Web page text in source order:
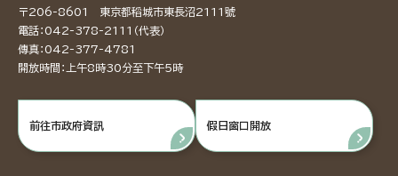
〒206-8601 東京都稻城市東長沼2111號
電話：042-378-2111（代表）
傳真：042-377-4781
開放時間：上午8時30分至下午5時
前往市政府資訊 假日窗口開放